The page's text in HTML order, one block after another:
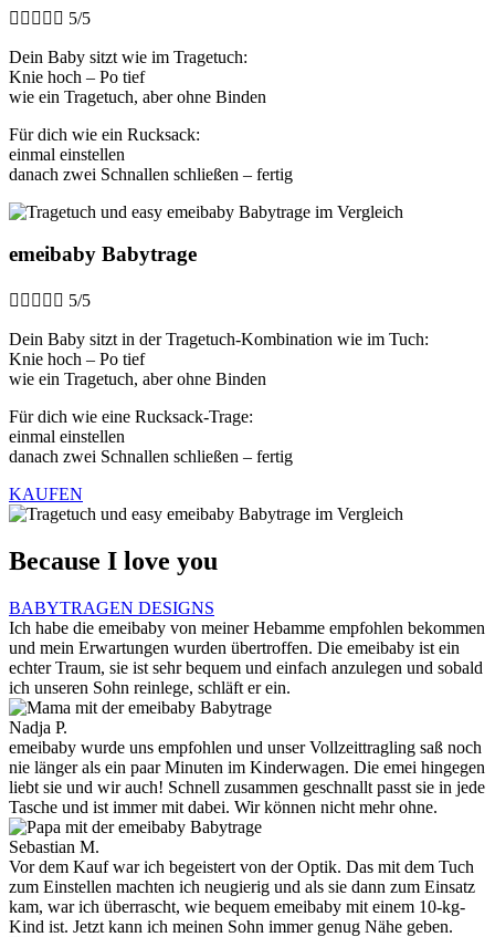
     5/5
Dein Baby sitzt wie im Tragetuch:
Knie hoch – Po tief
wie ein Tragetuch, aber ohne Binden
Für dich wie ein Rucksack:
einmal einstellen
danach zwei Schnallen schließen – fertig
emeibaby Babytrage
     5/5
Dein Baby sitzt in der Tragetuch-Kombination wie im Tuch:
Knie hoch – Po tief
wie ein Tragetuch, aber ohne Binden
Für dich wie eine Rucksack-Trage:
einmal einstellen
danach zwei Schnallen schließen – fertig
KAUFEN
Because I love you
BABYTRAGEN DESIGNS
Ich habe die emeibaby von meiner Hebamme empfohlen bekommen
und mein Erwartungen wurden übertroffen. Die emeibaby ist ein
echter Traum, sie ist sehr bequem und einfach anzulegen und sobald
ich unseren Sohn reinlege, schläft er ein.
Nadja P.
emeibaby wurde uns empfohlen und unser Vollzeittragling saß noch
nie länger als ein paar Minuten im Kinderwagen. Die emei hingegen
liebt sie und wir auch! Schnell zusammen geschnallt passt sie in jede
Tasche und ist immer mit dabei. Wir können nicht mehr ohne.
Sebastian M.
Vor dem Kauf war ich begeistert von der Optik. Das mit dem Tuch
zum Einstellen machten ich neugierig und als sie dann zum Einsatz
kam, war ich überrascht, wie bequem emeibaby mit einem 10-kg-
Kind ist. Jetzt kann ich meinen Sohn immer genug Nähe geben.